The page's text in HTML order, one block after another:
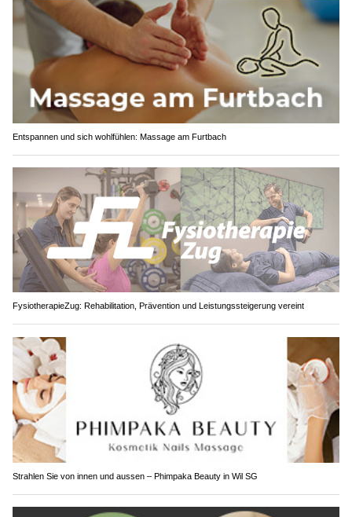
Entspannen und sich wohlfühlen: Massage am Furtbach
FysiotherapieZug: Rehabilitation, Prävention und Leistungssteigerung vereint
Strahlen Sie von innen und aussen – Phimpaka Beauty in Wil SG